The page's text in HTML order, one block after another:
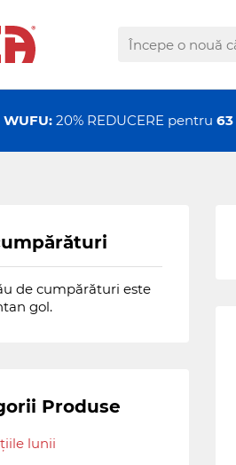
WUFU: 20% REDUCERE pentru 63
de cumpărături este
gol.
Produse
lunii